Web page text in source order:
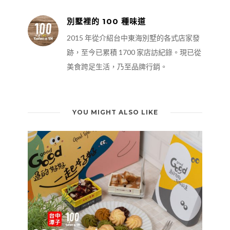
別墅裡的 100 種味道
2015 年從介紹台中東海別墅的各式店家發
跡，至今已累積 1700 家店訪紀錄。現已從
美食跨足生活，乃至品牌行銷。
YOU MIGHT ALSO LIKE